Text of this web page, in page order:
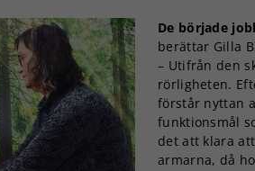
De började
berättar Gilla
– Utifrån den
rörligheten.
förstår nyttan
funktionsmål
det att klara
armarna, då